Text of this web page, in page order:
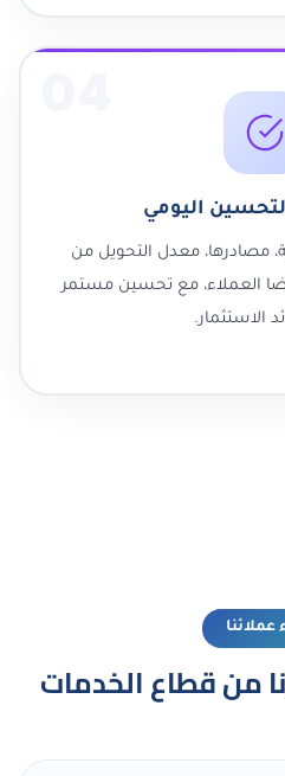
اليومي
مصادرها، معدل التحويل من
العملاء، مع تحسين مستمر
الاستثمار.
عملائنا
من قطاع الخدمات